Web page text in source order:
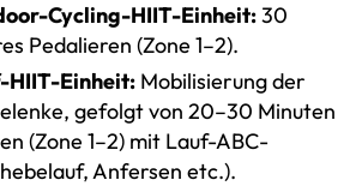
Cycling-HIIT-Einheit:30
Pedalieren (Zone 1–2).
HIIT-Einheit: Mobilisierung der
gefolgt von 20–30 Minuten
(Zone 1–2) mit Lauf-ABC-
Anfersen etc.).